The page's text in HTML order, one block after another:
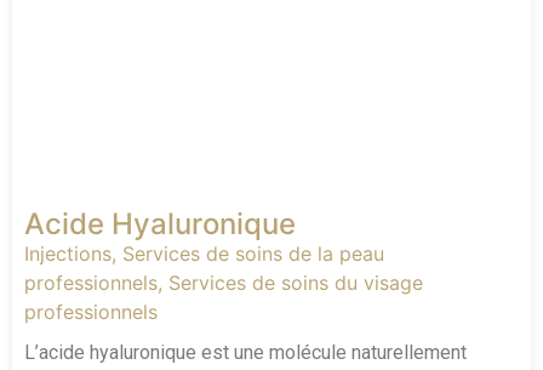
Acide Hyaluronique
Injections, Services de soins de la peau
professionnels, Services de soins du visage
professionnels
L’acide hyaluronique est une molécule naturellement